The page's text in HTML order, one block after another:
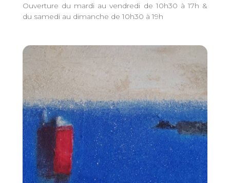
Ouverture du mardi au vendredi de 10h30 à 17h &
du samedi au dimanche de 10h30 à 19h